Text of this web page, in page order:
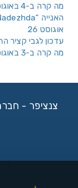
מה קרה ב-4 באוגוסט 2026 בבורסאות?
אוגוסט 26
עדכון לגבי קציר
מה קרה ב-3 באוגוסט 2026 בבורסאות?
צנציפר -